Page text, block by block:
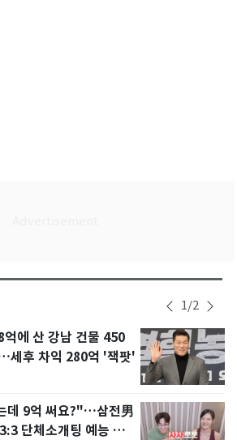
1/2
에 산 강남 건물 450
세후 차익 280억 '잭팟'
데 9억 써요?"…삼전男
단체소개팅 예능 화